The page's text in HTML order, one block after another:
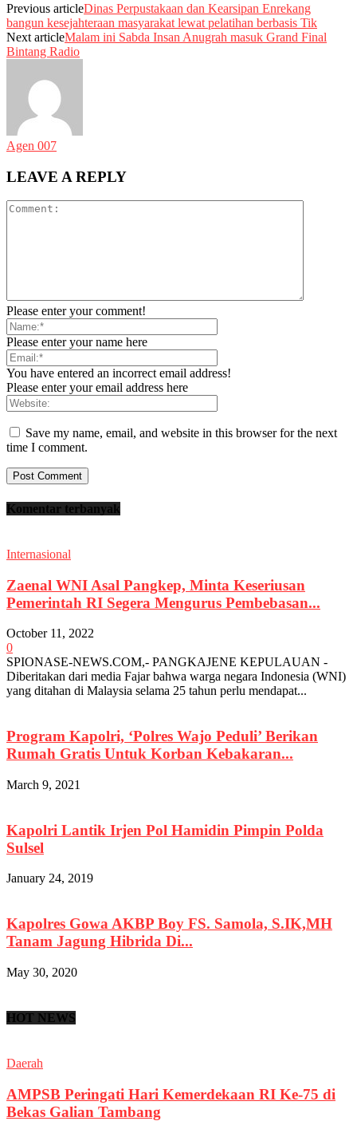
Previous articleDinas Perpustakaan dan Kearsipan Enrekang
bangun kesejahteraan masyarakat lewat pelatihan berbasis Tik
Next articleMalam ini Sabda Insan Anugrah masuk Grand Final
Bintang Radio
Agen 007
LEAVE A REPLY
Please enter your comment!
Please enter your name here
You have entered an incorrect email address!
Please enter your email address here
Save my name, email, and website in this browser for the next
time I comment.
Komentar terbanyak
Internasional
Zaenal WNI Asal Pangkep, Minta Keseriusan
Pemerintah RI Segera Mengurus Pembebasan...
October 11, 2022
0
SPIONASE-NEWS.COM,- PANGKAJENE KEPULAUAN -
Diberitakan dari media Fajar bahwa warga negara Indonesia (WNI)
yang ditahan di Malaysia selama 25 tahun perlu mendapat...
Program Kapolri, ‘Polres Wajo Peduli’ Berikan
Rumah Gratis Untuk Korban Kebakaran...
March 9, 2021
Kapolri Lantik Irjen Pol Hamidin Pimpin Polda
Sulsel
January 24, 2019
Kapolres Gowa AKBP Boy FS. Samola, S.IK,MH
Tanam Jagung Hibrida Di...
May 30, 2020
HOT NEWS
Daerah
AMPSB Peringati Hari Kemerdekaan RI Ke-75 di
Bekas Galian Tambang